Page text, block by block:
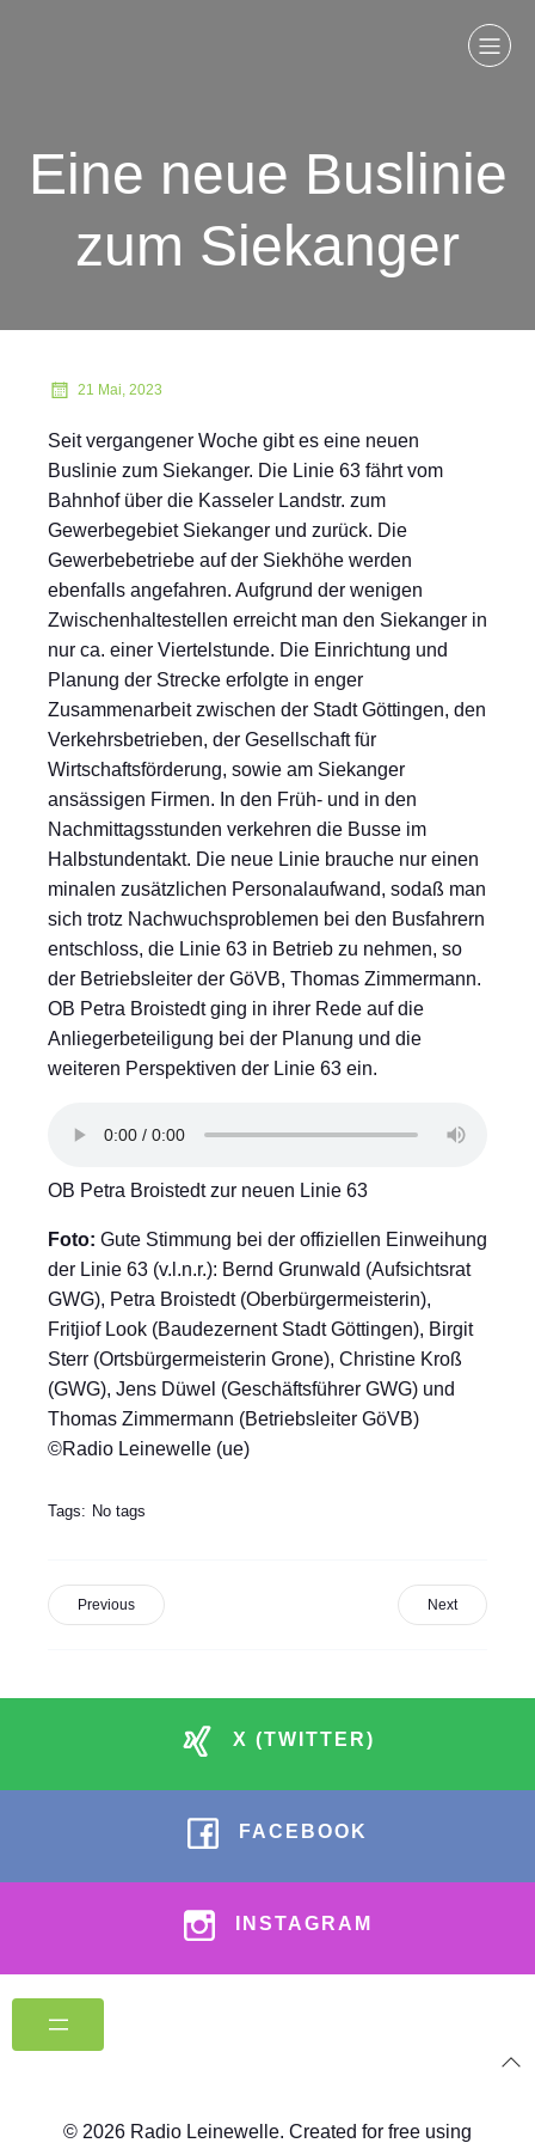
Eine neue Buslinie
zum Siekanger
21 Mai, 2023
Seit vergangener Woche gibt es eine neuen
Buslinie zum Siekanger. Die Linie 63 fährt vom
Bahnhof über die Kasseler Landstr. zum
Gewerbegebiet Siekanger und zurück. Die
Gewerbebetriebe auf der Siekhöhe werden
ebenfalls angefahren. Aufgrund der wenigen
Zwischenhaltestellen erreicht man den Siekanger in
nur ca. einer Viertelstunde. Die Einrichtung und
Planung der Strecke erfolgte in enger
Zusammenarbeit zwischen der Stadt Göttingen, den
Verkehrsbetrieben, der Gesellschaft für
Wirtschaftsförderung, sowie am Siekanger
ansässigen Firmen. In den Früh- und in den
Nachmittagsstunden verkehren die Busse im
Halbstundentakt. Die neue Linie brauche nur einen
minalen zusätzlichen Personalaufwand, sodaß man
sich trotz Nachwuchsproblemen bei den Busfahrern
entschloss, die Linie 63 in Betrieb zu nehmen, so
der Betriebsleiter der GöVB, Thomas Zimmermann.
OB Petra Broistedt ging in ihrer Rede auf die
Anliegerbeteiligung bei der Planung und die
weiteren Perspektiven der Linie 63 ein.
OB Petra Broistedt zur neuen Linie 63
Foto: Gute Stimmung bei der offiziellen Einweihung
der Linie 63 (v.l.n.r.): Bernd Grunwald (Aufsichtsrat
GWG), Petra Broistedt (Oberbürgermeisterin),
Fritjiof Look (Baudezernent Stadt Göttingen), Birgit
Sterr (Ortsbürgermeisterin Grone), Christine Kroß
(GWG), Jens Düwel (Geschäftsführer GWG) und
Thomas Zimmermann (Betriebsleiter GöVB)
©Radio Leinewelle (ue)
Tags: No tags
Previous Next
X (TWITTER)
FACEBOOK
INSTAGRAM
© 2026 Radio Leinewelle. Created for free using